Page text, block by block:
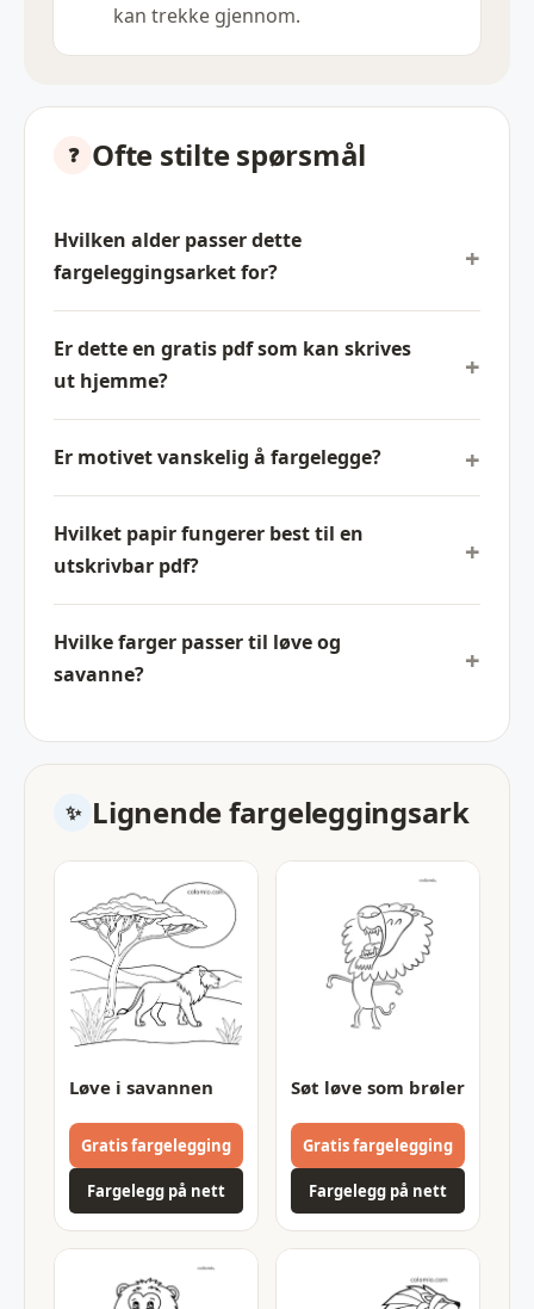
kan trekke gjennom.
Ofte stilte spørsmål
Hvilken alder passer dette
fargeleggingsarket for?
Er dette en gratis pdf som kan skrives
ut hjemme?
Er motivet vanskelig å fargelegge?
Hvilket papir fungerer best til en
utskrivbar pdf?
Hvilke farger passer til løve og
savanne?
Lignende fargeleggingsark
Løve i savannen
Gratis fargelegging
Fargelegg på nett
Søt løve som brøler
Gratis fargelegging
Fargelegg på nett